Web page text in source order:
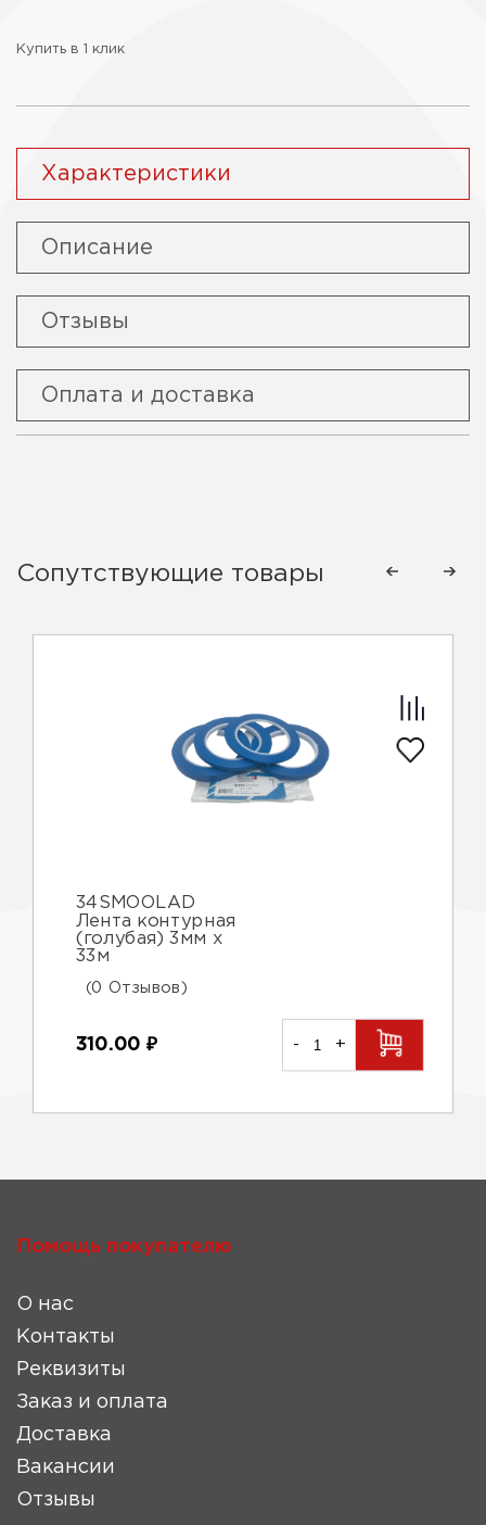
Купить в 1 клик
Характеристики
Описание
Отзывы
Оплата и доставка
Сопутствующие товары
34SMOOLAD
Лента контурная
(голубая) 3мм х
33м
(0 Отзывов)
310.00 ₽ - +
Помощь покупателю
О нас
Контакты
Реквизиты
Заказ и оплата
Доставка
Вакансии
Отзывы